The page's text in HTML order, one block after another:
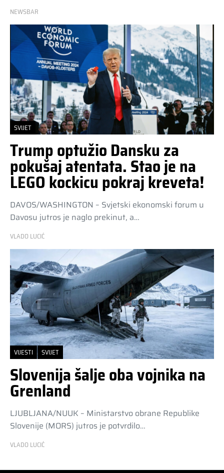
NEWSBAR
SVIJET
Trump optužio Dansku za
pokušaj atentata. Stao je na
LEGO kockicu pokraj kreveta!
DAVOS/WASHINGTON – Svjetski ekonomski forum u
Davosu jutros je naglo prekinut, a…
VLADO LUCIĆ
VIJESTI SVIJET
Slovenija šalje oba vojnika na
Grenland
LJUBLJANA/NUUK – Ministarstvo obrane Republike
Slovenije (MORS) jutros je potvrdilo…
VLADO LUCIĆ